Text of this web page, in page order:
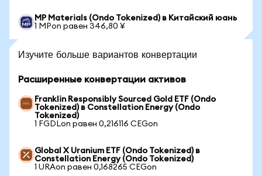
MP Materials (Ondo Tokenized) в Китайский юань
1 MPon равен 346,80 ¥
Изучите больше вариантов конвертации
Расширенные конвертации активов
Franklin Responsibly Sourced Gold ETF (Ondo
Tokenized) в Constellation Energy (Ondo
Tokenized)
1 FGDLon равен 0,216116 CEGon
Global X Uranium ETF (Ondo Tokenized) в
Constellation Energy (Ondo Tokenized)
1 URAon равен 0,168265 CEGon